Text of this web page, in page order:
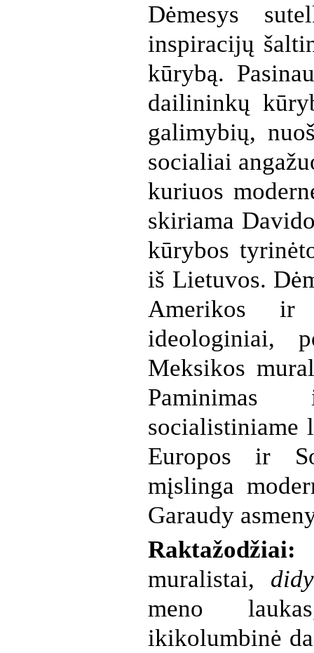
Dėmesys
inspiracijų
kūrybą.
dailininkų
galimybių,
socialiai
kuriuos
skiriama
kūrybos
iš Lietuvos.
Amerikos ir
ideologiniai,
Meksikos
Paminimas
socialistiniame
Europos ir
mįslinga
Garaudy
Raktažodžiai:
muralistai,
meno
ikikolumbinė